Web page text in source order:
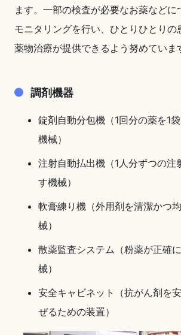
ます。一部の検査が必要なお薬などに
モニタリングを行い、ひとりひとりの
薬物治療が提供できるよう努めていま
調剤機器
錠剤自動分包機（1回分の薬を1
機械）
注射自動払出機（1人分ずつの注
す機械）
軟膏練り機（外用剤を清潔かつ
械）
散薬監査システム（粉薬が正確
械）
安全キャビネット（抗がん剤を
ぜるための装置）